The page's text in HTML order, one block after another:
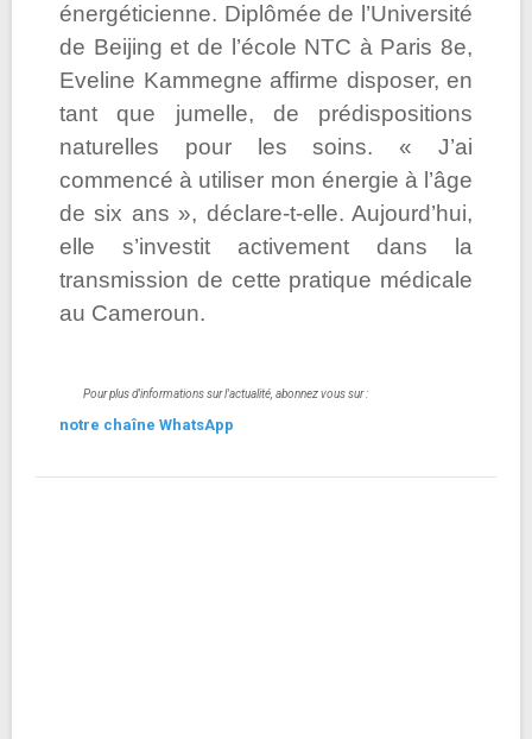
énergéticienne. Diplômée de l’Université
de Beijing et de l’école NTC à Paris 8e,
Eveline Kammegne affirme disposer, en
tant que jumelle, de prédispositions
naturelles pour les soins. « J’ai
commencé à utiliser mon énergie à l’âge
de six ans », déclare-t-elle. Aujourd’hui,
elle s’investit activement dans la
transmission de cette pratique médicale
au Cameroun.
Pour plus d'informations sur l'actualité, abonnez vous sur :
notre chaîne WhatsApp